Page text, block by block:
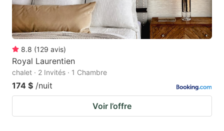
8.8 (129 avis)
Royal Laurentien
chalet · 2 Invités · 1 Chambre
174 $ /nuit
Voir l’offre